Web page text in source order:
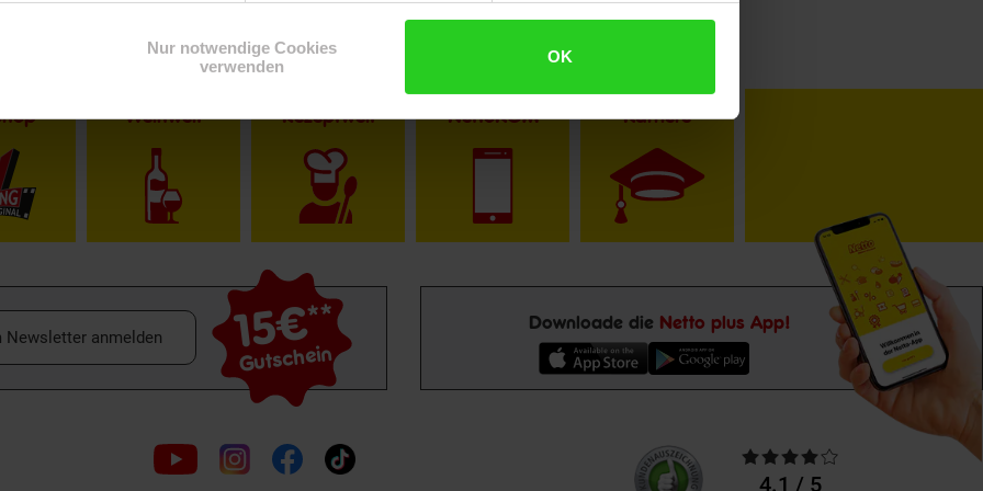
Nur notwendige Cookies
verwenden
OK
Weinwelt Rezeptwelt NettoKOM Karriere
15€**
Gutschein
Newsletter anmelden
Downloade die Netto plus App!
Folge
uns
Unsere
Kundenbewertungen
Durchschnittliche
Bewertungen4.1 / 5